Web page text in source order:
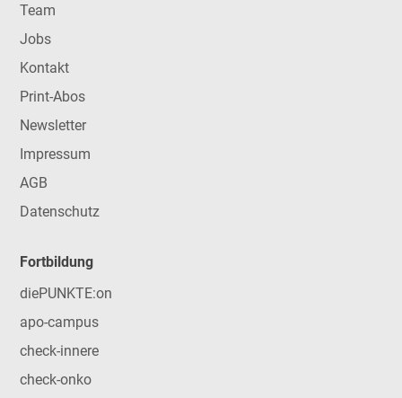
Team
Jobs
Kontakt
Print-Abos
Newsletter
Impressum
AGB
Datenschutz
Fortbildung
diePUNKTE:on
apo-campus
check-innere
check-onko